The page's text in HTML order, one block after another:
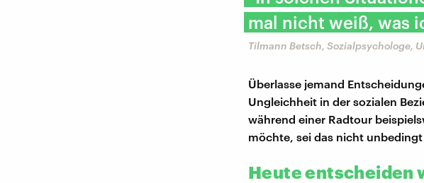
mal nicht weiß, was
Tilmann Betsch, Sozialpsychologe,
Überlasse jemand
Ungleichheit in der sozialen
während einer Radtour
möchte, sei das nicht
Heute entscheiden